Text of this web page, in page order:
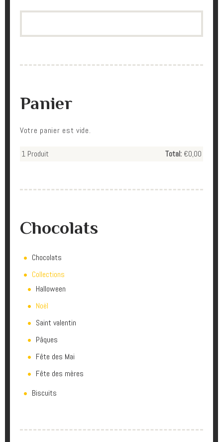
Panier
Votre panier est vide.
1 Produit Total: €0,00
Chocolats
Chocolats
Collections
Halloween
Noël
Saint valentin
Pâques
Fête des Mai
Fête des mères
Biscuits